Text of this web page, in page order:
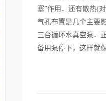
塞”作用．还有散热(
气孔布置是几个主要
三台循环水真空泵．
备用泵停下，这样就